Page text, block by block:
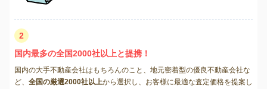
2
国内最多の全国2000社以上と提携！
国内の大手不動産会社はもちろんのこと、地元密着型の優良不動産会社な
ど、 全国の厳選2000社以上から選択し、お客様に最適な査定価格を提案し